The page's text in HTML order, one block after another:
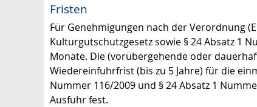
Fristen
Für Genehmigungen nach der Verordnung
Kulturgutschutzgesetz sowie § 24 Absatz 1
Monate. Die (vorübergehende oder
Wiedereinfuhrfrist (bis zu 5 Jahre) für die
Nummer 116/2009 und § 24 Absatz 1
Ausfuhr fest.